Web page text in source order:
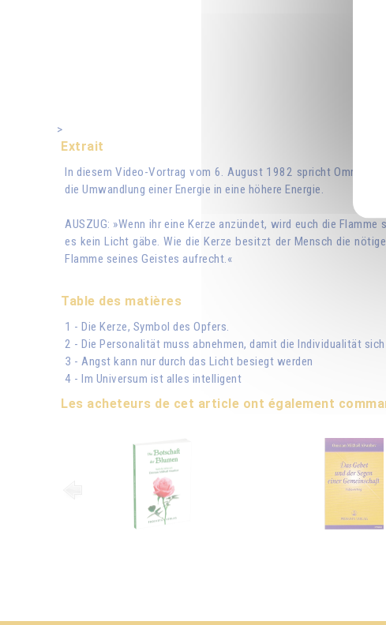
>
Extrait
In diesem Video-Vortrag vom 6. August 1982 spricht Omraam
die Umwandlung einer Energie in eine höhere Energie.
AUSZUG: »Wenn ihr eine Kerze anzündet, wird euch die
es kein Licht gäbe. Wie die Kerze besitzt der Mensch die
Flamme seines Geistes aufrecht.«
Table des matières
1 - Die Kerze, Symbol des Opfers.
2 - Die Personalität muss abnehmen, damit die Individualität
3 - Angst kann nur durch das Licht besiegt werden
4 - Im Universum ist alles intelligent
Les acheteurs de cet article ont également